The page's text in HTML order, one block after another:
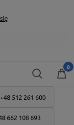
+48 512 261 600
662 108 693